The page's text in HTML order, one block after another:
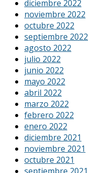
diciembre 2022
noviembre 2022
octubre 2022
septiembre 2022
agosto 2022
julio 2022
junio 2022
mayo 2022
abril 2022
marzo 2022
febrero 2022
enero 2022
diciembre 2021
noviembre 2021
octubre 2021